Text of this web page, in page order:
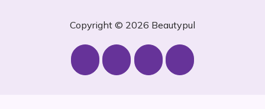
Copyright © 2026 Beautypul